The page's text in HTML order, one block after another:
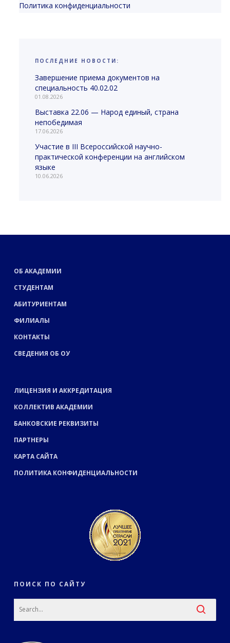
Политика конфиденциальности
ПОСЛЕДНИЕ НОВОСТИ:
Завершение приема документов на
специальность 40.02.02
01.08.2026
Выставка 22.06 — Народ единый, страна
непобедимая
17.06.2026
Участие в III Всероссийской научно-
практической конференции на английском
языке
10.06.2026
ОБ АКАДЕМИИ
СТУДЕНТАМ
АБИТУРИЕНТАМ
ФИЛИАЛЫ
КОНТАКТЫ
СВЕДЕНИЯ ОБ ОУ
ЛИЦЕНЗИЯ И АККРЕДИТАЦИЯ
КОЛЛЕКТИВ АКАДЕМИИ
БАНКОВСКИЕ РЕКВИЗИТЫ
ПАРТНЕРЫ
КАРТА САЙТА
ПОЛИТИКА КОНФИДЕНЦИАЛЬНОСТИ
ПОИСК ПО САЙТУ